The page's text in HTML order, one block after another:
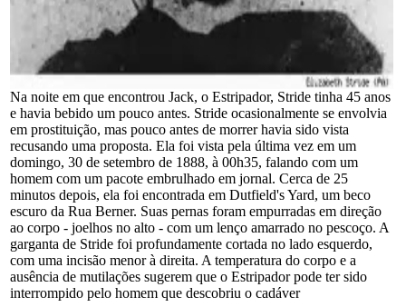
Na noite em que encontrou Jack, o Estripador, Stride tinha 45 anos
e havia bebido um pouco antes. Stride ocasionalmente se envolvia
em prostituição, mas pouco antes de morrer havia sido vista
recusando uma proposta. Ela foi vista pela última vez em um
domingo, 30 de setembro de 1888, à 00h35, falando com um
homem com um pacote embrulhado em jornal. Cerca de 25
minutos depois, ela foi encontrada em Dutfield's Yard, um beco
escuro da Rua Berner. Suas pernas foram empurradas em direção
ao corpo - joelhos no alto - com um lenço amarrado no pescoço. A
garganta de Stride foi profundamente cortada no lado esquerdo,
com uma incisão menor à direita. A temperatura do corpo e a
ausência de mutilações sugerem que o Estripador pode ter sido
interrompido pelo homem que descobriu o cadáver